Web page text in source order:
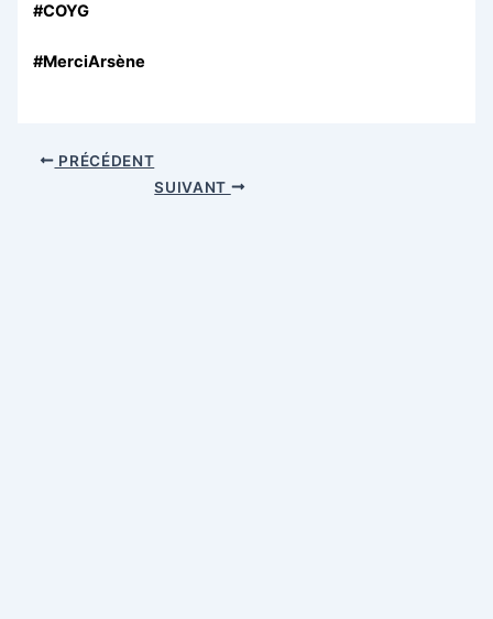
#COYG
#MerciArsène
PRÉCÉDENT
SUIVANT